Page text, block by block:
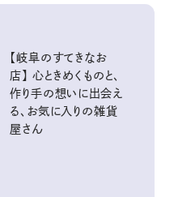
【岐阜のすてきなお
店】 心ときめくものと、
作り手の想いに出会え
る、お気に入りの雑貨
屋さん